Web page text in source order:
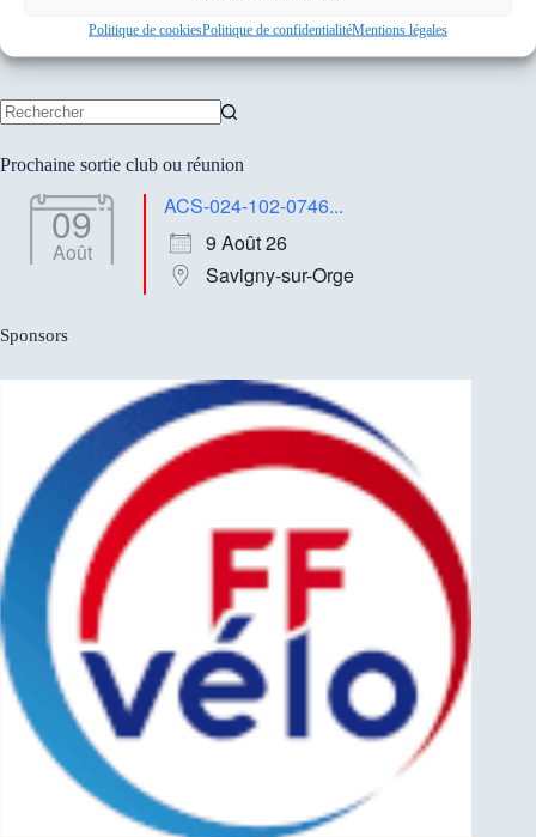
Politique de cookiesPolitique de confidentialitéMentions légales
résultat
Prochaine sortie club ou réunion
09
Août
ACS-024-102-0746...
9 Août 26
Savigny-sur-Orge
Sponsors